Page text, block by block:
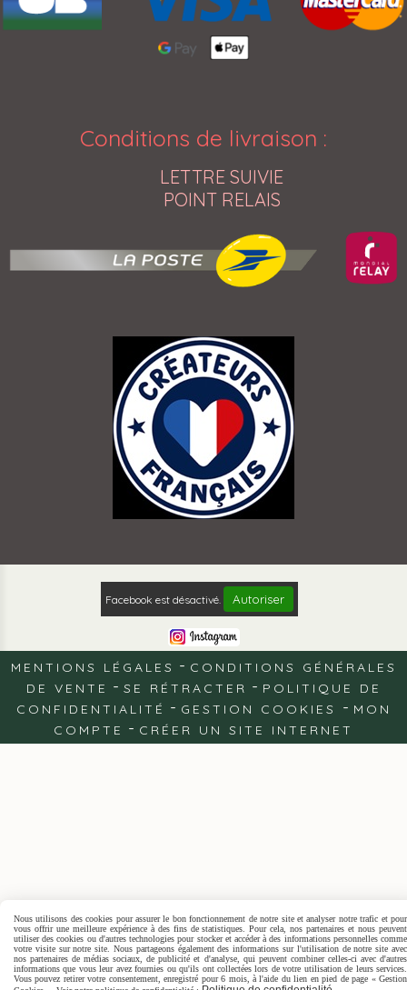
Conditions de livraison :
LETTRE SUIVIE
POINT RELAIS
Facebook est désactivé. Autoriser
MENTIONS LÉGALES
CONDITIONS GÉNÉRALES
DE VENTE
SE RÉTRACTER
POLITIQUE DE
CONFIDENTIALITÉ
GESTION COOKIES
MON
COMPTE
CRÉER UN SITE INTERNET
Nous utilisons des cookies pour assurer le bon fonctionnement de notre site et analyser notre trafic et pour
vous offrir une meilleure expérience à des fins de statistiques. Pour cela, nos partenaires et nous peuvent
utiliser des cookies ou d'autres technologies pour stocker et accéder à des informations personnelles comme
votre visite sur notre site. Nous partageons également des informations sur l'utilisation de notre site avec
nos partenaires de médias sociaux, de publicité et d'analyse, qui peuvent combiner celles-ci avec d'autres
informations que vous leur avez fournies ou qu'ils ont collectées lors de votre utilisation de leurs services.
Vous pouvez retirer votre consentement, enregistré pour 6 mois, à l'aide du lien en pied de page « Gestion